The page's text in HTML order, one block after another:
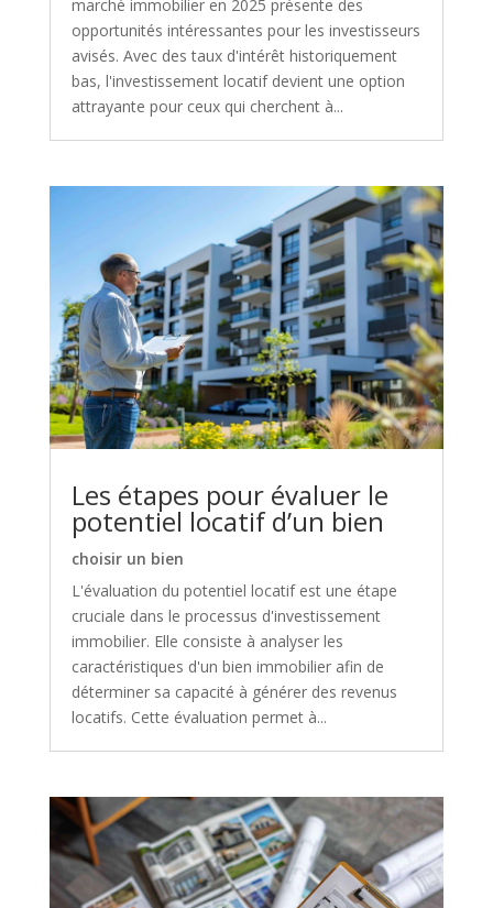
marché immobilier en 2025 présente des
opportunités intéressantes pour les investisseurs
avisés. Avec des taux d'intérêt historiquement
bas, l'investissement locatif devient une option
attrayante pour ceux qui cherchent à...
Les étapes pour évaluer le
potentiel locatif d’un bien
choisir un bien
L'évaluation du potentiel locatif est une étape
cruciale dans le processus d'investissement
immobilier. Elle consiste à analyser les
caractéristiques d'un bien immobilier afin de
déterminer sa capacité à générer des revenus
locatifs. Cette évaluation permet à...